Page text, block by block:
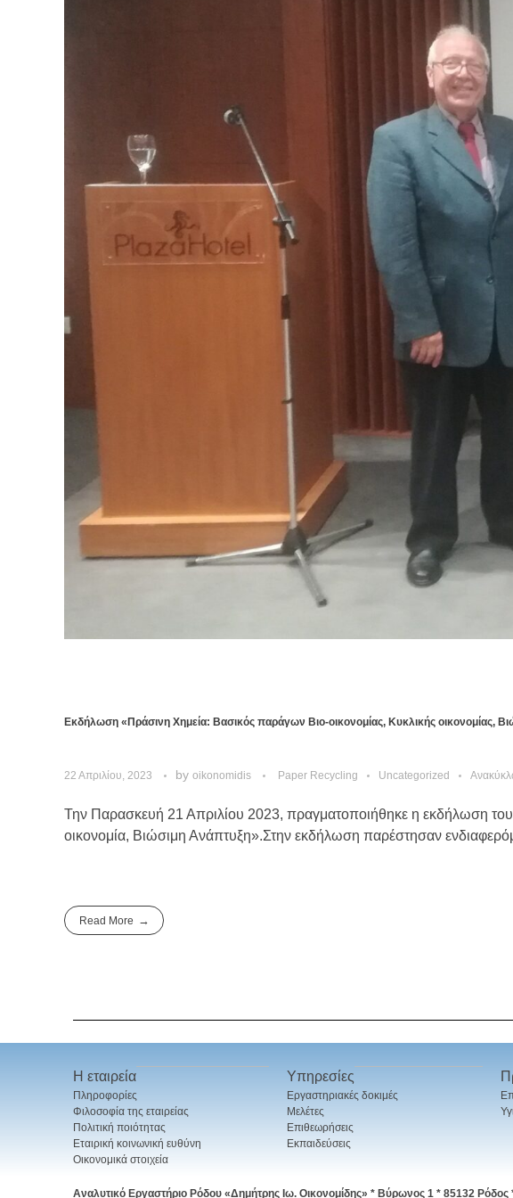
Εκδήλωση «Πράσινη Χημεία: Βασικός παράγων Βιο-οικονομίας, Κυκλικής οικονομίας,
22 Απριλίου, 2023 by oikonomidis Paper Recycling Uncategorized
Την Παρασκευή 21 Απριλίου 2023, πραγματοποιήθηκε η εκδήλωση
οικονομία, Βιώσιμη Ανάπτυξη».Στην εκδήλωση παρέστησαν
Read More
Η εταιρεία
Πληροφορίες
Φιλοσοφία της εταιρείας
Πολιτική ποιότητας
Εταιρική κοινωνική ευθύνη
Οικονομικά στοιχεία
Υπηρεσίες
Εργαστηριακές δοκιμές
Μελέτες
Επιθεωρήσεις
Εκπαιδεύσεις
Αναλυτικό Εργαστήριο Ρόδου «Δημήτρης Ιω. Οικονομίδης» * Βύρωνος 1 * 85132 Ρόδος